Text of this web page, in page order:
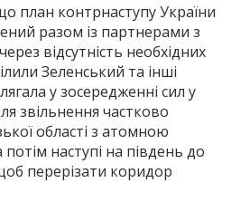
план контрнаступу України
разом із партнерами з
відсутність необхідних
Зеленський та інші
у зосередженні сил у
звільнення частково
області з атомною
наступі на південь до
перерізати коридор